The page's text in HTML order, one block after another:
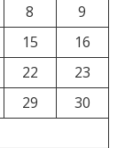
8
9
15
16
22
23
29
30